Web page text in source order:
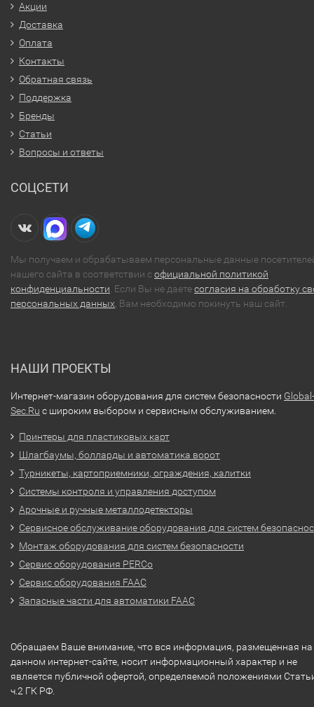
Акции
Доставка
Оплата
Контакты
Обратная связь
Поддержка
Бренды
Статьи
Вопросы и ответы
СОЦСЕТИ
Мы получаем и обрабатываем персональные данные
нашего сайта в соответствии софициальной политикой
конфиденциальности. Если Вы не даетесогласия на обработку
персональных данных, Вам необходимо покинуть наш сайт.
НАШИ ПРОЕКТЫ
Интернет-магазин оборудования для систем безопасности Global-
Sec.Ru с широким выбором и сервисным обслуживанием.
Принтеры для пластиковых карт
Шлагбаумы, болларды и автоматика ворот
Турникеты, картоприемники, ограждения, калитки
Системы контроля и управления доступом
Арочные и ручные металлодетекторы
Сервисное обслуживание оборудования для систем
Монтаж оборудования для систем безопасности
Сервис оборудования PERCo
Сервис оборудования FAAC
Запасные части для автоматики FAAC
Обращаем Ваше внимание, что вся информация, размещенная на
данном интернет-сайте, носит информационный характер и не
является публичной офертой, определяемой положениями
ч.2 ГК РФ.